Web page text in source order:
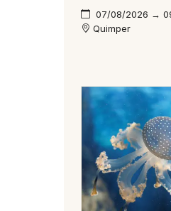
07/08/2026 →
Quimper